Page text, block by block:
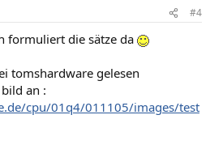
#4
formuliert die sätze da
tomshardware gelesen
an :
cpu/01q4/011105/images/test